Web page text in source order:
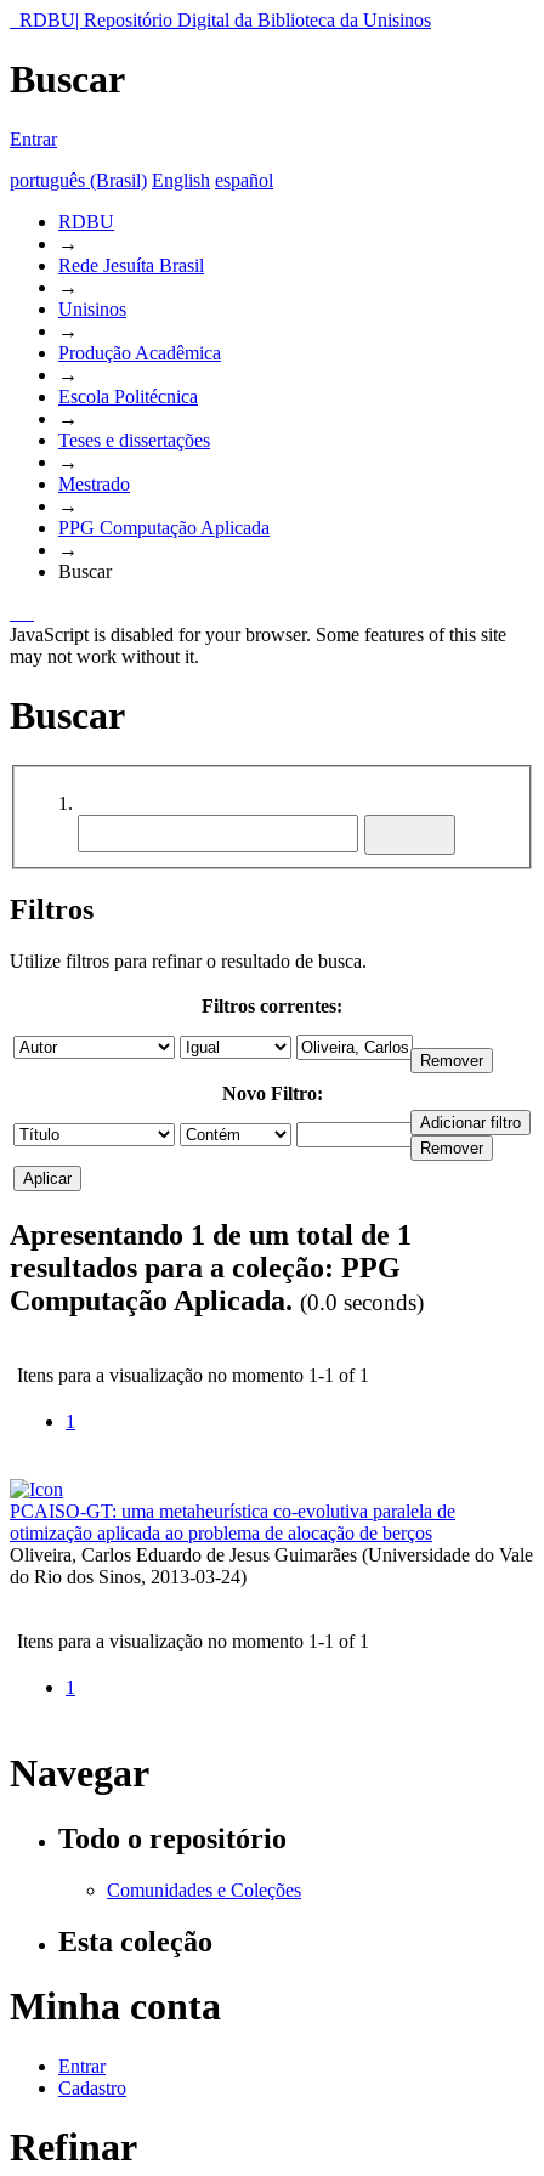
RDBU| Repositório Digital da Biblioteca da Unisinos
Buscar
Entrar
português (Brasil) English español
RDBU
→
Rede Jesuíta Brasil
→
Unisinos
→
Produção Acadêmica
→
Escola Politécnica
→
Teses e dissertações
→
Mestrado
→
PPG Computação Aplicada
→
Buscar
JavaScript is disabled for your browser. Some features of this site
may not work without it.
Buscar
Filtros
Utilize filtros para refinar o resultado de busca.
Filtros correntes:
Novo Filtro:
Apresentando 1 de um total de 1
resultados para a coleção: PPG
Computação Aplicada. (0.0 seconds)
Itens para a visualização no momento 1-1 of 1
1
PCAISO-GT: uma metaheurística co-evolutiva paralela de
otimização aplicada ao problema de alocação de berços
Oliveira, Carlos Eduardo de Jesus Guimarães (Universidade do Vale
do Rio dos Sinos, 2013-03-24)
Itens para a visualização no momento 1-1 of 1
1
Navegar
Todo o repositório
Comunidades e Coleções
Esta coleção
Minha conta
Entrar
Cadastro
Refinar